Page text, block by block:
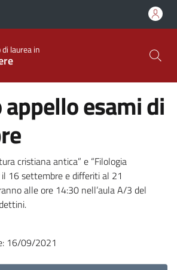
laurea in
appello esami di
cristiana antica” e “Filologia
il 16 settembre e differiti al 21
alle ore 14:30 nell’aula A/3 del
16/09/2021